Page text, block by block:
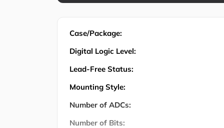
Case/Package:
Digital Logic Level:
Lead-Free Status:
Mounting Style:
Number of ADCs:
Number of Bits: